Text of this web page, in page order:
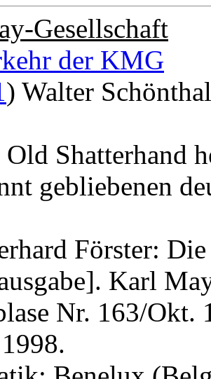
Gesellschaft
der KMG
) Walter Schönthal
Old Shatterhand
gebliebenen
Förster:
Karl
Nr. 163/Okt.